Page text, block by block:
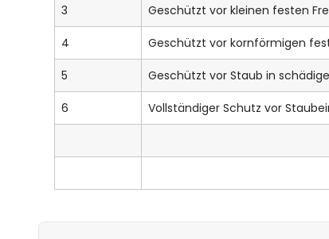
3 Geschützt vor kleinen festen
4 Geschützt vor kornförmigen
5 Geschützt vor Staub in
6 Vollständiger Schutz vor